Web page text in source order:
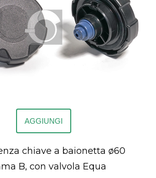
AGGIUNGI
chiave a baionetta ø60
B, con valvola Equa